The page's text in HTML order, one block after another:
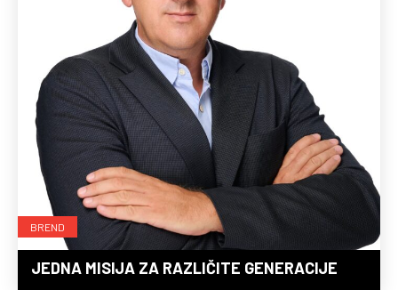
BREND
JEDNA MISIJA ZA RAZLIČITE GENERACIJE